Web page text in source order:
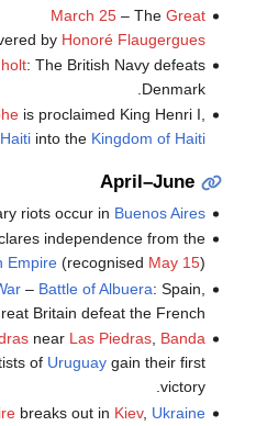
March 25– The Great
by Honoré Flaugergues
: The British Navy defeats
Denmark.
is proclaimed King Henri I,
into the Kingdom of Haiti
April–June
riots occur in Buenos Aires
independence from the
Empire(recognised May 15).
– Battle of Albuera: Spain,
Britain defeat the French.
near Las Piedras, Banda
of Uruguaygain their first
victory.
breaks out in Kiev, Ukraine